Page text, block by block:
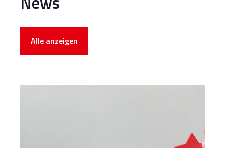
Alle anzeigen